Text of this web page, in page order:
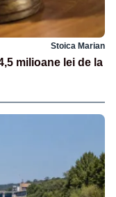
Stoica Marian
milioane lei de la